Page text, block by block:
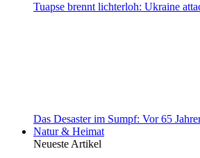
Tuapse brennt lichterloh: Ukraine
Das Desaster im Sumpf: Vor 65
Natur & Heimat
Neueste Artikel